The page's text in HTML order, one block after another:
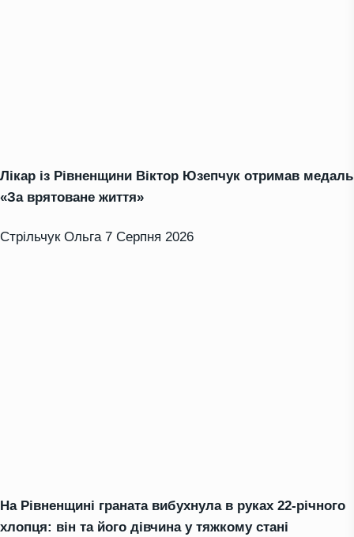
Лікар із Рівненщини Віктор Юзепчук отримав медаль
«За врятоване життя»
Стрільчук Ольга 7 Серпня 2026
На Рівненщині граната вибухнула в руках 22-річного
хлопця: він та його дівчина у тяжкому стані